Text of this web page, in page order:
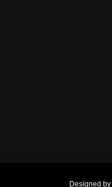
Designed by